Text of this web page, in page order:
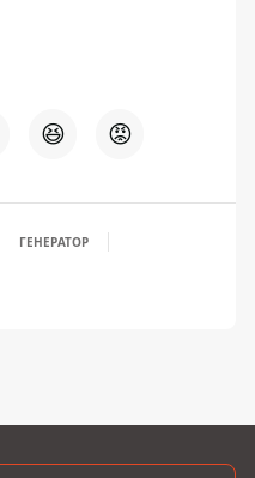
😆 😡
ГЕНЕРАТОР